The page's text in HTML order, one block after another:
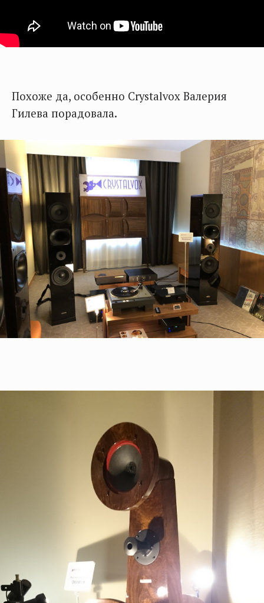
Похоже да, особенно Crystalvox Валерия
Гилева порадовала.